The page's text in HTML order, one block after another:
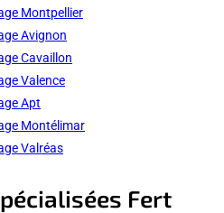
Montpellier
Avignon
Cavaillon
Valence
Apt
Montélimar
Valréas
Fert